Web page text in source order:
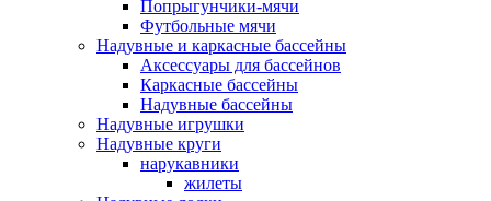
Попрыгунчики-мячи
Футбольные мячи
Надувные и каркасные бассейны
Аксессуары для бассейнов
Каркасные бассейны
Надувные бассейны
Надувные игрушки
Надувные круги
нарукавники
жилеты